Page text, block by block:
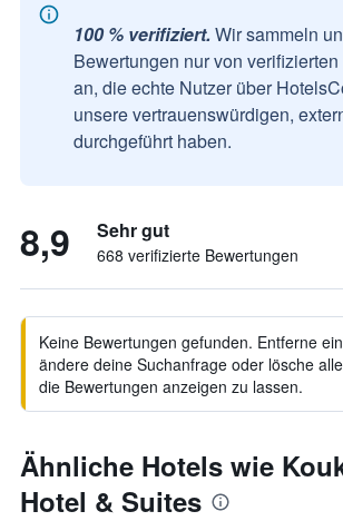
100 % verifiziert. Wir sammeln
Bewertungen nur von
an, die echte Nutzer über
unsere vertrauenswürdigen,
durchgeführt haben.
8,9 Sehr gut
668 verifizierte Bewertungen
Keine Bewertungen gefunden. Entferne
ändere deine Suchanfrage oder lösche
die Bewertungen anzeigen zu lassen.
Ähnliche Hotels wie
Hotel & Suites